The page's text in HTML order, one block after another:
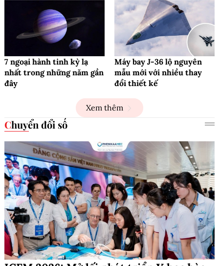
7 ngoại hành tinh kỳ lạ
nhất trong những năm gần
đây
Máy bay J-36 lộ nguyên
mẫu mới với nhiều thay
đổi thiết kế
Xem thêm
Chuyển đổi số